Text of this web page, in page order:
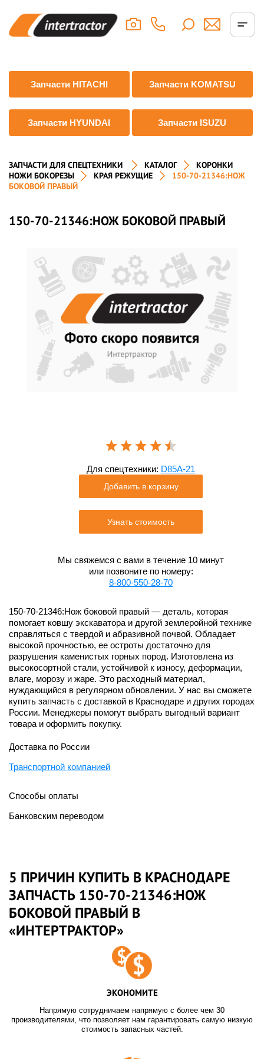
Запчасти HITACHI Запчасти KOMATSU
Запчасти HYUNDAI Запчасти ISUZU
ЗАПЧАСТИ ДЛЯ СПЕЦТЕХНИКИ КАТАЛОГ
КОРОНКИ
НОЖИ БОКОРЕЗЫ
КРАЯ РЕЖУЩИЕ
150-70-21346:НОЖ
БОКОВОЙ ПРАВЫЙ
150-70-21346:НОЖ БОКОВОЙ ПРАВЫЙ
Для спецтехники: D85A-21
Добавить в корзину
Узнать стоимость
Мы свяжемся с вами в течение 10 минут
или позвоните по номеру:
8-800-550-28-70
150-70-21346:Нож боковой правый — деталь, которая
помогает ковшу экскаватора и другой землеройной технике
справляться с твердой и абразивной почвой. Обладает
высокой прочностью, ее остроты достаточно для
разрушения каменистых горных пород. Изготовлена из
высокосортной стали, устойчивой к износу, деформации,
влаге, морозу и жаре. Это расходный материал,
нуждающийся в регулярном обновлении. У нас вы сможете
купить запчасть с доставкой в Краснодаре и других городах
России. Менеджеры помогут выбрать выгодный вариант
товара и оформить покупку.
Доставка по России
Транспортной компанией
Способы оплаты
Банковским переводом
5 ПРИЧИН КУПИТЬ В КРАСНОДАРЕ
ЗАПЧАСТЬ 150-70-21346:НОЖ
БОКОВОЙ ПРАВЫЙ В
«ИНТЕРТРАКТОР»
ЭКОНОМИТЕ
Напрямую сотрудничаем напрямую с более чем 30
производителями, что позволяет нам гарантировать самую низкую
стоимость запасных частей.